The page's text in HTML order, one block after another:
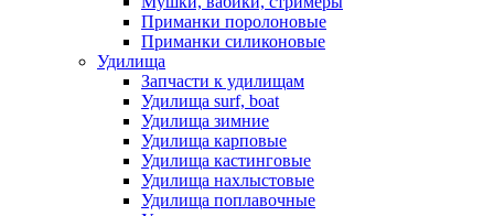
Приманки поролоновые
Приманки силиконовые
Удилища
Запчасти к удилищам
Удилища surf, boat
Удилища зимние
Удилища карповые
Удилища кастинговые
Удилища нахлыстовые
Удилища поплавочные